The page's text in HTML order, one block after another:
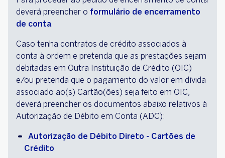
deverá preencher o formulário de encerramento
de conta.
Caso tenha contratos de crédito associados à
conta à ordem e pretenda que as prestações sejam
debitadas em Outra Instituição de Crédito (OIC)
e/ou pretenda que o pagamento do valor em dívida
associado ao(s) Cartão(ões) seja feito em OIC,
deverá preencher os documentos abaixo relativos à
Autorização de Débito em Conta (ADC):
Autorização de Débito Direto - Cartões de
Crédito